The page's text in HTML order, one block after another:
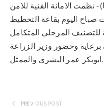
5-2022 (سونا)- نظمت الامانة الفنية للامن
صباح اليوم بقاعة التخطيط
للتصنيف المرحلي المتكامل
برعاية وحضور وزير الزراعة
PREVIOUS POST